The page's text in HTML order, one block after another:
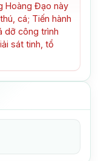
Hoàng Đạo này
cá; Tiến hành
dỡ công trình
sát tinh, tổ